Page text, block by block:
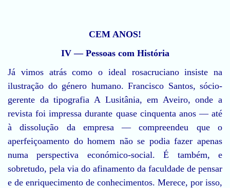
CEM ANOS!
IV — Pessoas com História
Já vimos atrás como o ideal rosacruciano insiste na
ilustração do género humano. Francisco Santos, sócio-
gerente da tipografia A Lusitânia, em Aveiro, onde a
revista foi impressa durante quase cinquenta anos — até
à dissolução da empresa –– compreendeu que o
aperfeiçoamento do homem não se podia fazer apenas
numa perspectiva económico-social. É também, e
sobretudo, pela via do afinamento da faculdade de pensar
e de enriquecimento de conhecimentos. Merece, por isso,